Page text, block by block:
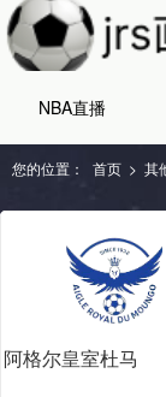
NBA直播
您的位置： 首页 > 其
阿格尔皇室杜马